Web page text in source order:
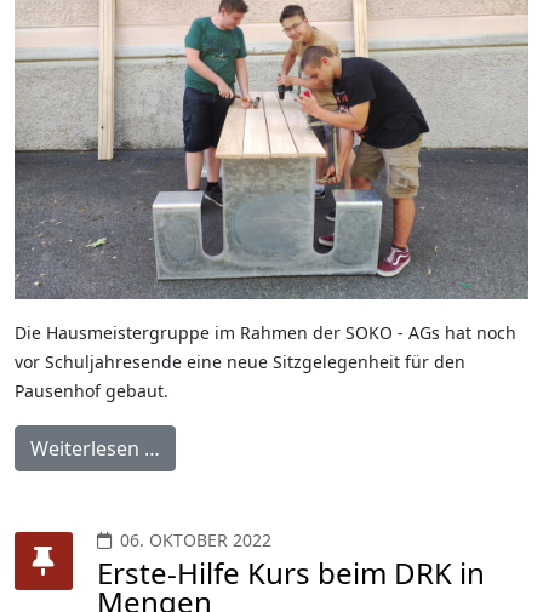
Die Hausmeistergruppe im Rahmen der SOKO - AGs hat noch
vor Schuljahresende eine neue Sitzgelegenheit für den
Pausenhof gebaut.
Weiterlesen …
06. OKTOBER 2022
Erste-Hilfe Kurs beim DRK in
Mengen